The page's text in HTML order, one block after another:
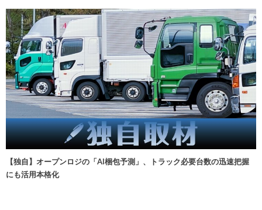
【独自】オープンロジの「AI梱包予測」、トラック必要台数の迅速把握
にも活用本格化